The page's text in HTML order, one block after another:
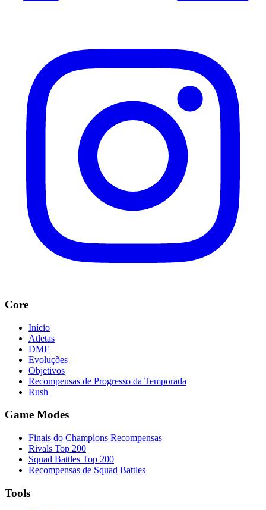
Core
Início
Atletas
DME
Evoluções
Objetivos
Recompensas de Progresso da Temporada
Rush
Game Modes
Finais do Champions Recompensas
Rivals Top 200
Squad Battles Top 200
Recompensas de Squad Battles
Tools